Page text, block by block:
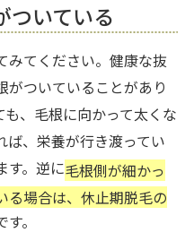
ついている
みてください。健康な抜
がついていることがあり
、毛根に向かって太くな
ば、栄養が行き渡ってい
す。逆に毛根側が細かっ
る場合は、休止期脱毛の
す。